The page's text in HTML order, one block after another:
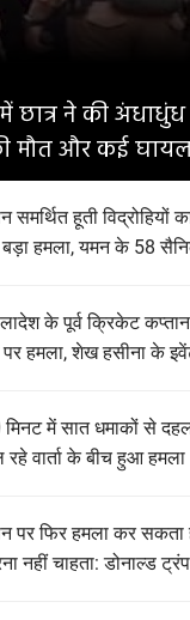
ने की अंधाधुंध
मौत और कई
समर्थित हूती
हमला, यमन के 58
के पूर्व क्रिकेट
हमला, शेख हसीना के
में सात धमाकों से
वार्ता के बीच हुआ हमला
पर फिर हमला कर सकता
नहीं चाहता: डोनाल्ड ट्रंप